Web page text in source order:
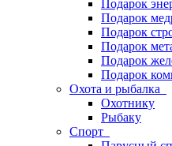
Подарок
Подарок
Подарок
Подарок
Подарок
Подарок
Охота и рыбалка
Охотнику
Рыбаку
Спорт